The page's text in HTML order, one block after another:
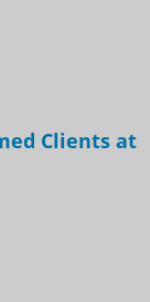
Clients at